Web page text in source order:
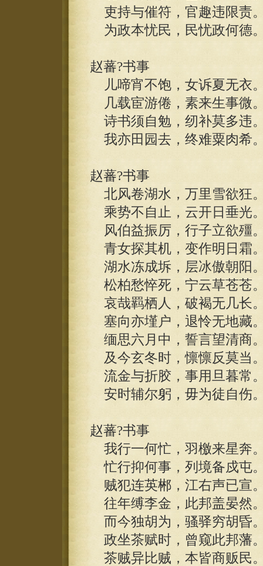
吏持与催符，官趣违限责
为政本忧民，民忧政何德
赵蕃?书事
儿啼宵不饱，女诉夏无衣
几载宦游倦，素来生事微
诗书须自勉，纫补莫多违
我亦田园去，终难粟肉希
赵蕃?书事
北风卷湖水，万里雪欲狂
乘势不自止，云开日垂光
风伯益振厉，行子立欲殭
青女探其机，变作明日霜
湖水冻成坼，层冰傲朝阳
松柏愁悴死，宁云草苍苍
哀哉羁栖人，破褐无几长
塞向亦墐户，退怜无地藏
缅思六月中，誓言望清商
及今玄冬时，懔懔反莫当
流金与折胶，事用旦暮常
安时辅尔躬，毋为徒自伤
赵蕃?书事
我行一何忙，羽檄来星奔
忙行抑何事，列境备戍屯
贼犯连英郴，江右声已宣
往年缚李金，此邦盖晏然
而今独胡为，骚驿穷胡昏
政坐茶赋时，曾窥此邦藩
茶贼异比贼，本皆商贩民